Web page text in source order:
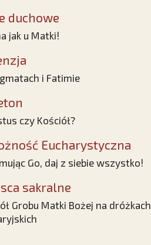
duchowe
jak u Matki!
i Fatimie
czy Kościół?
Eucharystyczna
Go, daj z siebie wszystko!
sakralne
Grobu Matki Bożej na dróżkach